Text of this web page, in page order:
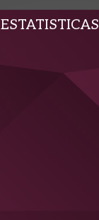
ESTATISTICAS